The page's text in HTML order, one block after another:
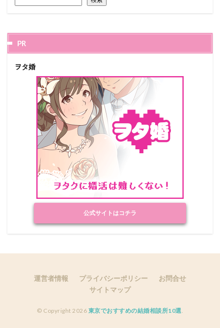
PR
ヲタ婚
公式サイトはコチラ
運営者情報 プライバシーポリシー
お問合せ
サイトマップ
© Copyright 2026 東京でおすすめの結婚相談所10選.